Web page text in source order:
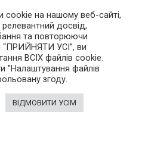
матеріалів
tumblr linkedin
на нашому веб-сайті,
досвід,
та повторюючи
“ПРИЙНЯТИ УСІ”, ви
ВСІХ файлів cookie.
"Налаштування файлів
згоду.
ВІДМОВИТИ УСІМ